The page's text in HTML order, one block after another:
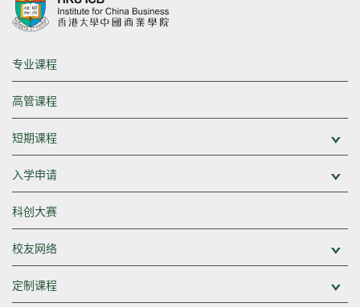
专业课程
高管课程
短期课程
入学申请
科创大赛
校友网络
定制课程